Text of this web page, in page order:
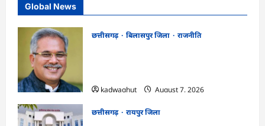
Global News
छत्तीसगढ़ बिलासपुर जिला
राजनीति
kadwaghut
August 7, 2026
छत्तीसगढ़
रायपुर जिला